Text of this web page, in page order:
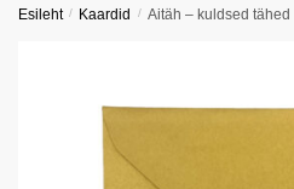
Esileht / Kaardid / Aitäh – kuldsed tähed